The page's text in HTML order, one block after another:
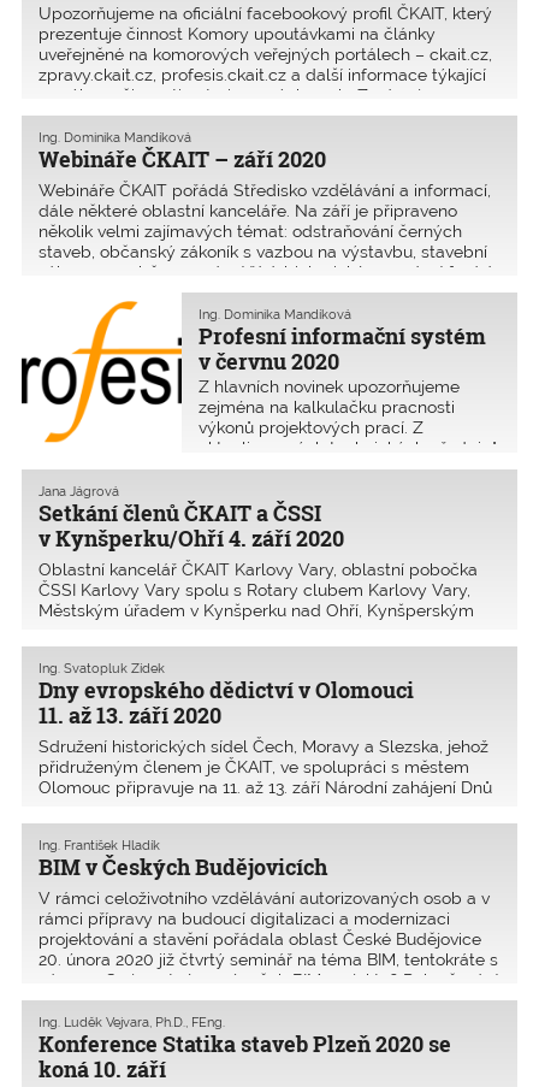
Upozorňujeme na oficiální facebookový profil ČKAIT, který
prezentuje činnost Komory upoutávkami na články
uveřejněné na komorových veřejných portálech – ckait.cz,
zpravy.ckait.cz, profesis.ckait.cz a další informace týkající
se výkonu činnosti autorizovaných osob. Zprávy jsou
zveřejňovány pravidelně třikrát týdně. Cílem je informovat
autorizované osoby i veřejnost o nejdůležitějších
událostech oboru.
Webináře ČKAIT – září 2020
Ing. Dominika Mandíková
Webináře ČKAIT pořádá Středisko vzdělávání a informací,
dále některé oblastní kanceláře. Na září je připraveno
několik velmi zajímavých témat: odstraňování černých
staveb, občanský zákoník s vazbou na výstavbu, stavební
zákon ve vazbě na správní řád, biologické napadení fasád
a další. Pro autorizované osoby ČKAIT jsou webináře
zdarma. Osobám přihlášeným v kalendáři akcí jsou
přihlašovací údaje zasílány emailem.Profesní informační systém
v červnu 2020
Ing. Dominika Mandíková
Z hlavních novinek upozorňujeme
zejména na kalkulačku pracnosti
výkonů projektových prací. Z
aktualizovaných technických předpisů
na hospodaření se srážkovou vodou v
Doplněných informací je však
mnohem více.
Setkání členů ČKAIT a ČSSI
v Kynšperku/Ohří 4. září 2020
Jana Jágrová
Oblastní kancelář ČKAIT Karlovy Vary, oblastní pobočka
ČSSI Karlovy Vary spolu s Rotary clubem Karlovy Vary,
Městským úřadem v Kynšperku nad Ohří, Kynšperským
členy ČKAIT a ČSSI z Karlovarského, Plzeňského a Ústec
Dny evropského dědictví v Olomouci
11. až 13. září 2020
Ing. Svatopluk Zídek
Sdružení historických sídel Čech, Moravy a Slezska, jehož
přidruženým členem je ČKAIT, ve spolupráci s městem
Olomouc připravuje na 11. až 13. září Národní zahájení Dnů
zejména členy z oblasti ČKAIT Olomouc i jejich rodinné
příslušníky a známé v září (po koronaviru) k účasti na
zajímavých akcích.
BIM v Českých Budějovicích
Ing. František Hladík
V rámci celoživotního vzdělávání autorizovaných osob a v
rámci přípravy na budoucí digitalizaci a modernizaci
projektování a stavění pořádala oblast České Budějovice
20. února 2020 již čtvrtý seminář na téma BIM, tentokráte s
názvem Co je nutné pro úspěch BIM projektu? Pokračování
vzdělávání v BIM je plánováno na podzim.
Na druhé pololetí 2020 oblast připravuje i řadu dalších
seminářů. Již tradičně se věnuje mimo jiné výstavbě
dálnice D3.
Konference Statika staveb Plzeň 2020 se
koná 10. září
Ing. Luděk Vejvara, Ph.D., FEng.